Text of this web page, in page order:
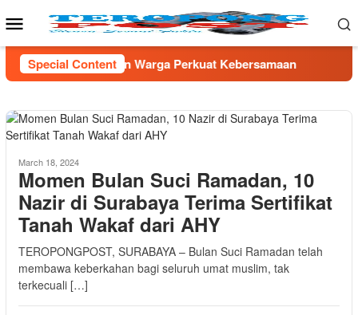
to
Mobile
Menu
Special Content
Warga Perkuat Kebersamaan TNI AD Gandeng
March 18, 2024
Momen Bulan Suci Ramadan, 10
Nazir di Surabaya Terima Sertifikat
Tanah Wakaf dari AHY
TEROPONGPOST, SURABAYA – Bulan Suci Ramadan telah
membawa keberkahan bagi seluruh umat muslim, tak
terkecuali […]